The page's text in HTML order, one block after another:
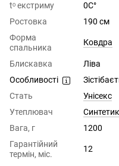
tᵒ екстриму
0С°
Ростовка
190 см
Форма
спальника
Ковдра
Блискавка
Ліва
Особливості
Стать
Унісекс
Утеплювач
Вага, г
1200
Гарантійний
термін, міс.
12